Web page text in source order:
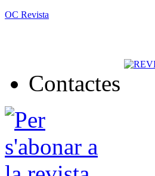
OC Revista
Contactes